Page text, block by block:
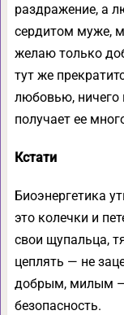
раздражение, а
сердитом муже,
желаю только
тут же
любовью, ничего
получает ее
Кстати
Биоэнергетика
это колечки и
свои щупальца,
цеплять — не
добрым, милым —
безопасность.